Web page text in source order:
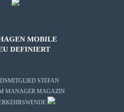
MOBILE
DEFINIERT
STEFAN
MANAGER MAGAZIN